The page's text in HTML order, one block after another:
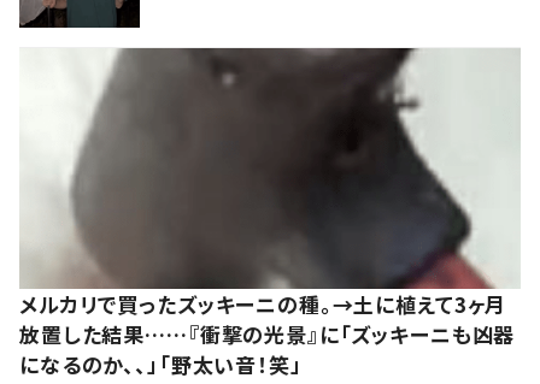
メルカリで買ったズッキーニの種。→土に植えて3ヶ月
放置した結果……『衝撃の光景』に「ズッキーニも凶器
になるのか、、」「野太い音！笑」